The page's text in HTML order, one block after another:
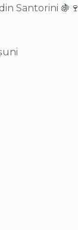
Santorini 🍇🍷